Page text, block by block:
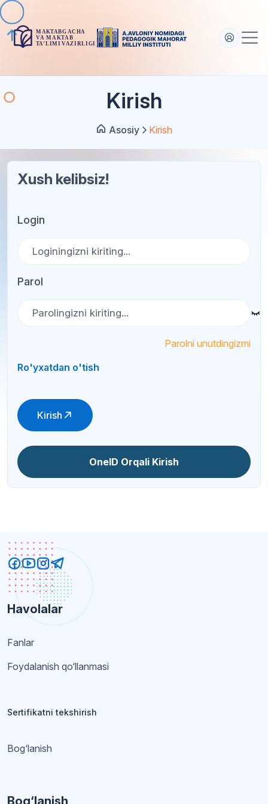
Kirish
Asosiy Kirish
Xush kelibsiz!
Login
Parol
Parolni unutdingizmi
Ro'yxatdan o'tish
Kirish
OneID Orqali Kirish
Havolalar
Fanlar
Foydalanish qo‘llanmasi
Sertifikatni tekshirish
Bog‘lanish
Bog‘lanish